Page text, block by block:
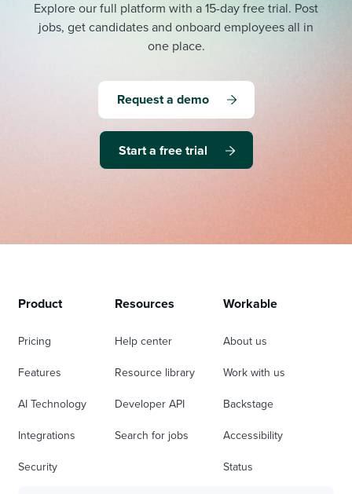
Explore our full platform with a 15-day free trial. Post
jobs, get candidates and onboard employees all in
one place.
Request a demo
Start a free trial
Product
Pricing
Features
AI Technology
Integrations
Security
Resources
Help center
Resource library
Developer API
Search for jobs
Workable
About us
Work with us
Backstage
Accessibility
Status